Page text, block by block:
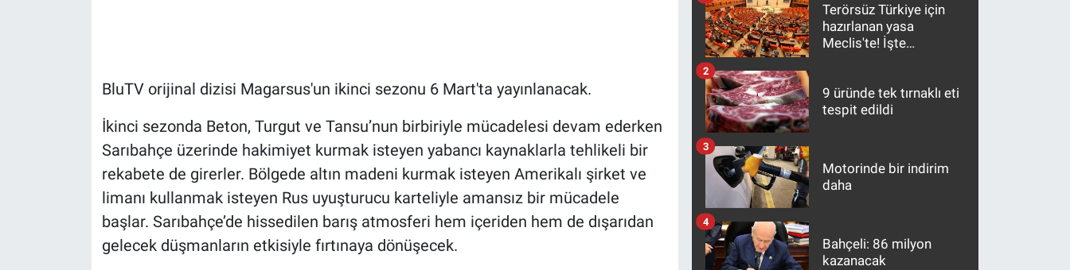
BluTV orijinal dizisi Magarsus'un ikinci sezonu 6 Mart'ta yayınlanacak.
İkinci sezonda Beton, Turgut ve Tansu’nun birbiriyle mücadelesi devam ederken
Sarıbahçe üzerinde hakimiyet kurmak isteyen yabancı kaynaklarla tehlikeli bir
rekabete de girerler. Bölgede altın madeni kurmak isteyen Amerikalı şirket ve
limanı kullanmak isteyen Rus uyuşturucu karteliyle amansız bir mücadele
başlar. Sarıbahçe’de hissedilen barış atmosferi hem içeriden hem de dışarıdan
gelecek düşmanların etkisiyle fırtınaya dönüşecek.
Terörsüz Türkiye için
hazırlanan yasa
Meclis'te! İşte
9 üründe tek tırnaklı eti
tespit edildi
2
Motorinde bir indirim
daha
3
Bahçeli: 86 milyon
kazanacak
4
Koronavirüs